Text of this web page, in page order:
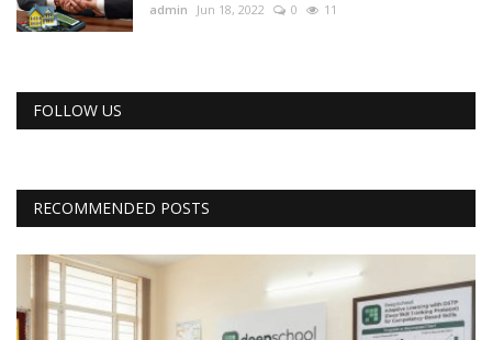
admin Jun 18, 2022 0 11
FOLLOW US
RECOMMENDED POSTS